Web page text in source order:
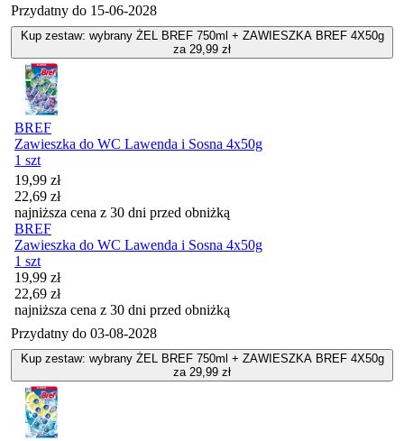
Przydatny do 15-06-2028
Kup zestaw: wybrany ŻEL BREF 750ml + ZAWIESZKA BREF 4X50g
za 29,99 zł
BREF
Zawieszka do WC Lawenda i Sosna 4x50g
1 szt
Cena promocyjna
19,99 zł
22,69 zł
najniższa cena z 30 dni przed obniżką
BREF
Zawieszka do WC Lawenda i Sosna 4x50g
1 szt
Cena promocyjna
19,99 zł
22,69 zł
najniższa cena z 30 dni przed obniżką
Przydatny do 03-08-2028
Kup zestaw: wybrany ŻEL BREF 750ml + ZAWIESZKA BREF 4X50g
za 29,99 zł